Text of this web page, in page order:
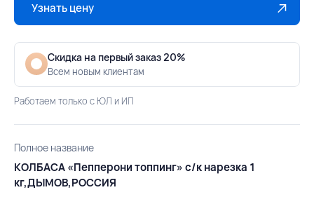
Узнать цену
Скидка на первый заказ 20%
Всем новым клиентам
Работаем только с ЮЛ и ИП
Полное название
КОЛБАСА «Пепперони топпинг» с/к нарезка 1
кг,ДЫМОВ,РОССИЯ